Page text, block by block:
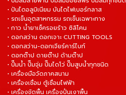
• ปันไดอลูมิเนียม บันไดไฟเบอร์กลาส
• รถเข็นอุตสาหกรรม รถเข็นเฉพาะทาง
• กาว น้ำยาเช็ครอยร้าว ซิลิโคน
• ดอกสว่าน ดอกเจาะ CUTTING TOOLS
• ดอกสว่าน-ดอกเจียร์คาร์ไบท์
• ดอกต๊าป ดายต๊าป ด้ามต๊าป
• ปั๊มน้ำ ปั๊มจุ่ม ปั๊มไดโว่ ปั๊มสูบน้ำทุกชนิด
• เครื่องมือวัดภาคสนาม
• เครื่องเชื่อม ตู้เชื่อมไฟฟ้า
• เครื่องขัดพื้น เครื่องปั่นเงาพื้น